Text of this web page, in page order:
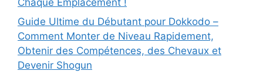
Guide Ultime du Débutant pour Dokkodo –
Comment Monter de Niveau Rapidement,
Obtenir des Compétences, des Chevaux et
Devenir Shogun